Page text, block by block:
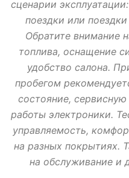
сценарии
поездки или
Обратите внимание
топлива, оснащение
удобство салона.
пробегом
состояние,
работы электроники.
управляемость,
на разных покрытиях.
на обслуживание и